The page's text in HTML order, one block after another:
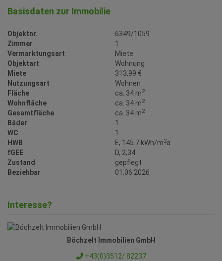
Basisdaten zur Immobilie
Objektnr.
6349/1059
Zimmer
1
Vermarktungsart
Miete
Objektart
Wohnung
Miete
313,99 €
Nutzungsart
Wohnen
Fläche
ca. 34 m2
Wohnfläche ca. 34 m2
Gesamtfläche ca. 34 m2
Bäder
1
WC
1
HWB
E, 145.7 kWh/m2a
fGEE
D, 2,34
Zustand
gepflegt
Beziehbar
01.06.2026
Interesse?
Böchzelt Immobilien GmbH
+43(0)3512/ 82237